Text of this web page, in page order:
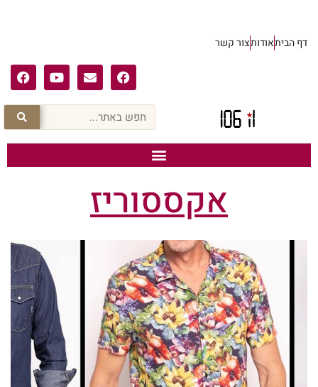
דף הביתאודותצור קשר
אקססוריז